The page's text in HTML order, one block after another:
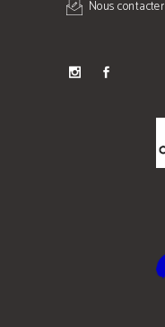
Nous contacter